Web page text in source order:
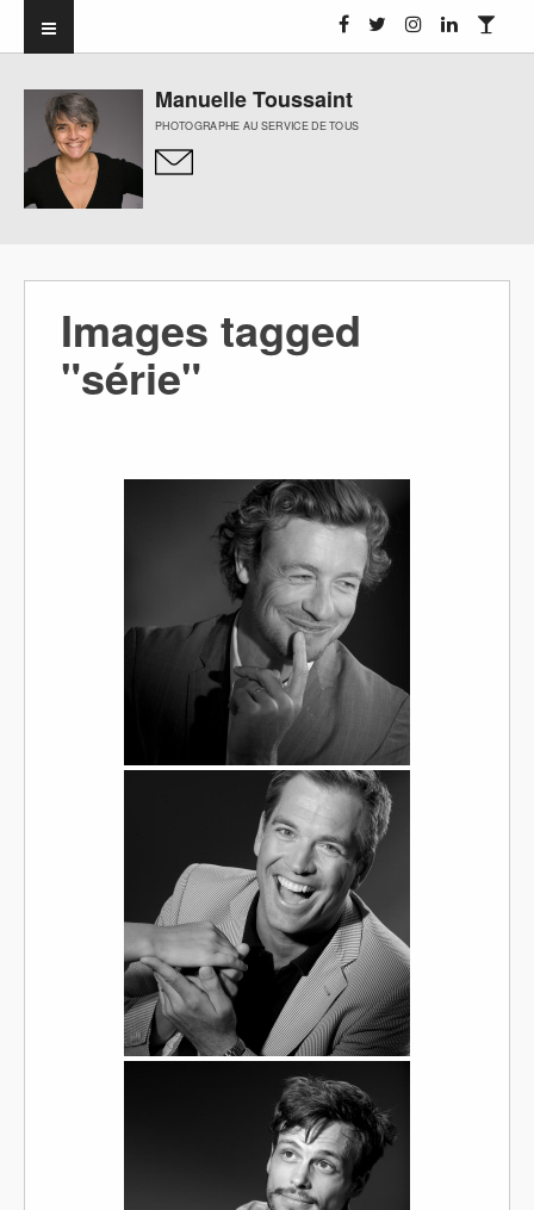
Manuelle Toussaint
PHOTOGRAPHE AU SERVICE DE TOUS
Images tagged
"série"